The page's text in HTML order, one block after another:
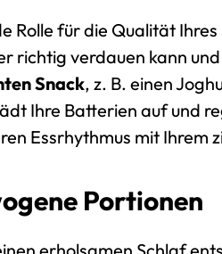
für die Qualität
richtig verdauen kann
Snack, z. B. einen
Ihre Batterien auf und
Essrhythmus mit Ihrem
Portionen